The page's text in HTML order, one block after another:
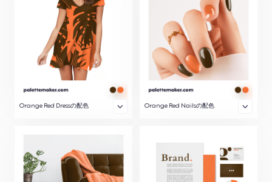
Orange Red Dressの配色 Orange Red Nailsの配色